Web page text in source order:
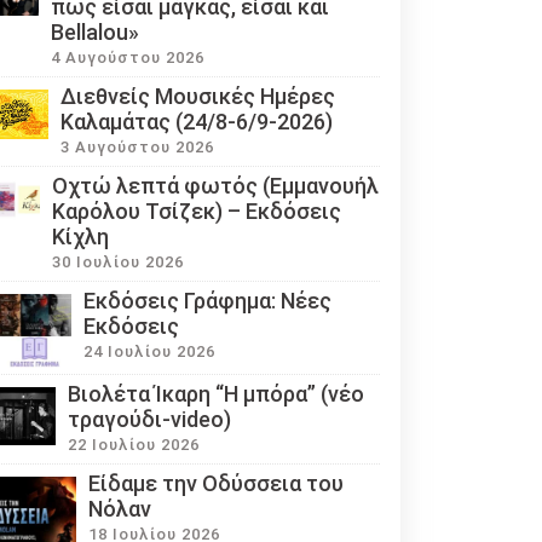
πως είσαι μάγκας, είσαι και
Bellalou»
4 Αυγούστου 2026
Διεθνείς Μουσικές Ημέρες
Καλαμάτας (24/8-6/9-2026)
3 Αυγούστου 2026
Οχτώ λεπτά φωτός (Εμμανουήλ
Καρόλου Τσίζεκ) – Εκδόσεις
Κίχλη
30 Ιουλίου 2026
Εκδόσεις Γράφημα: Νέες
Εκδόσεις
24 Ιουλίου 2026
Βιολέτα Ίκαρη “Η μπόρα” (νέο
τραγούδι-video)
22 Ιουλίου 2026
Eίδαμε την Οδύσσεια του
Νόλαν
18 Ιουλίου 2026